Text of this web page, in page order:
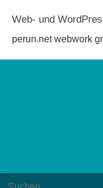
Web- und
perun.net webwork
Suchen